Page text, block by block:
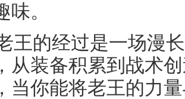
。
王的经过是一场漫
从装备积累到战术
当你能将老王的力